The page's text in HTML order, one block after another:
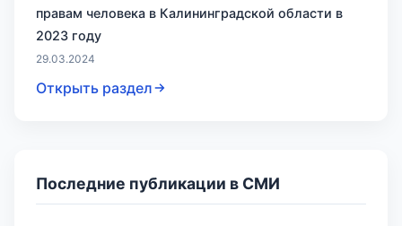
правам человека в Калининградской области в
2023 году
29.03.2024
Открыть раздел
Последние публикации в СМИ